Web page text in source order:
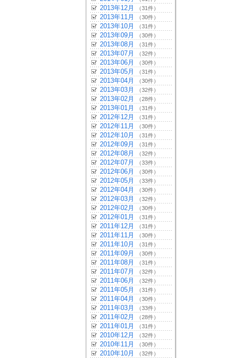
2013年12月 （31件）
2013年11月 （30件）
2013年10月 （31件）
2013年09月 （30件）
2013年08月 （31件）
2013年07月 （32件）
2013年06月 （30件）
2013年05月 （31件）
2013年04月 （30件）
2013年03月 （32件）
2013年02月 （28件）
2013年01月 （31件）
2012年12月 （31件）
2012年11月 （30件）
2012年10月 （31件）
2012年09月 （31件）
2012年08月 （32件）
2012年07月 （33件）
2012年06月 （30件）
2012年05月 （33件）
2012年04月 （30件）
2012年03月 （32件）
2012年02月 （30件）
2012年01月 （31件）
2011年12月 （31件）
2011年11月 （30件）
2011年10月 （31件）
2011年09月 （30件）
2011年08月 （31件）
2011年07月 （32件）
2011年06月 （32件）
2011年05月 （31件）
2011年04月 （30件）
2011年03月 （33件）
2011年02月 （28件）
2011年01月 （31件）
2010年12月 （32件）
2010年11月 （30件）
2010年10月 （32件）